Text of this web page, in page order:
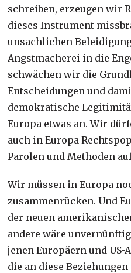
schreiben, erzeugen wir
dieses Instrument
unsachlichen
Angstmacherei in die
schwächen wir die
Entscheidungen und
demokratische
Europa etwas an. Wir
auch in Europa
Parolen und Methoden
Wir müssen in Europa
zusammenrücken. Und
der neuen
andere wäre
jenen Europäern und
die an diese